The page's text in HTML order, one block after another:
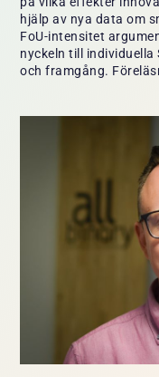
hjälp av nya data om
FoU-intensitet
nyckeln till individuella
och framgång.